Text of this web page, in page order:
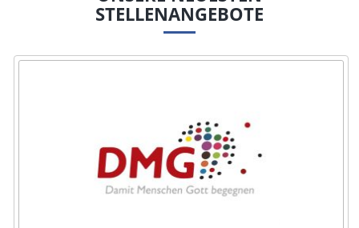
STELLENANGEBOTE